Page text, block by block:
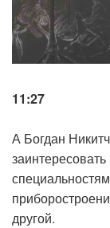
11:27
А Богдан
другой.